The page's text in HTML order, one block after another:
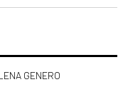
GENERO